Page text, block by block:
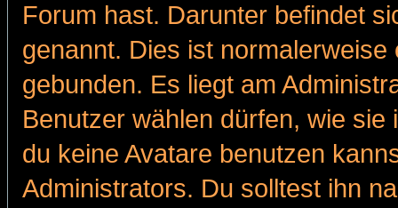
Forum hast. Darunter befindet
genannt. Dies ist
gebunden. Es liegt am
Benutzer wählen dürfen, wie
du keine Avatare benutzen
Administrators. Du solltest ihn